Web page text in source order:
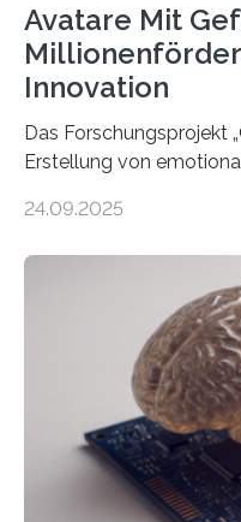
Avatare Mit
Innovation
Das Forschungsprojekt
Erstellung von
Förderung in Höhe von
der MindPort GmbH
Lösung zur Erzeugung
Avatare. Gen-AIvatar
kosteneffiziente
erstellen. „Besonders
Animation, bei der
und Mimik im Einklang
24.09.2025